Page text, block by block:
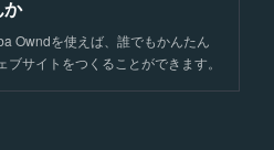
Owndを使えば、誰でもかんたん
ブサイトをつくることができます。